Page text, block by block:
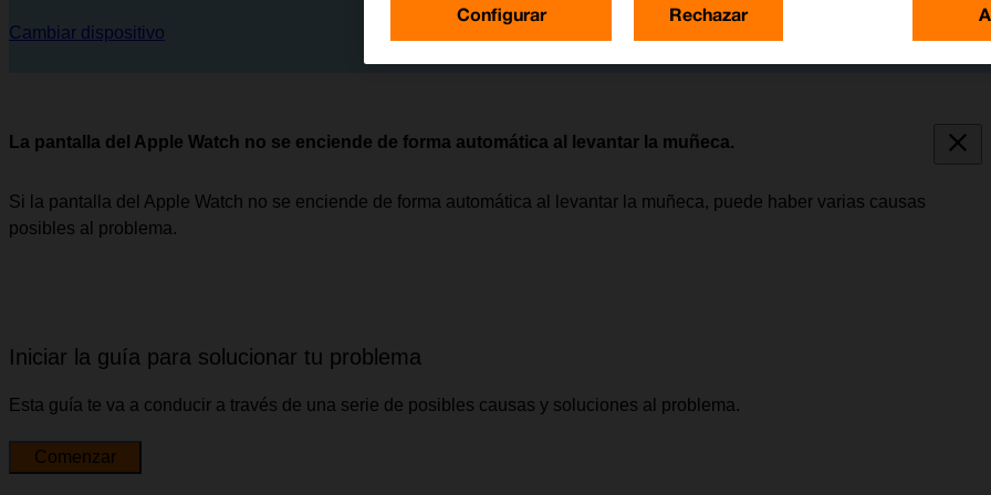
Cambiar dispositivo
La pantalla del Apple Watch no se enciende de forma automática al levantar la muñeca.
Si la pantalla del Apple Watch no se enciende de forma automática al levantar la muñeca, puede haber varias causas
posibles al problema.
Iniciar la guía para solucionar tu problema
Esta guía te va a conducir a través de una serie de posibles causas y soluciones al problema.
Comenzar
Configurar Rechazar